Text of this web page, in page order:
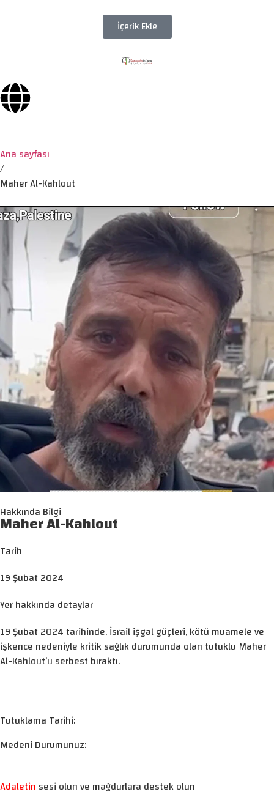
İçerik Ekle
Ana sayfası
/
Maher Al-Kahlout
Hakkında Bilgi
Maher Al-Kahlout
Tarih
19 Şubat 2024
Yer hakkında detaylar
19 Şubat 2024 tarihinde, İsrail işgal güçleri, kötü muamele ve
işkence nedeniyle kritik sağlık durumunda olan tutuklu Maher
Al-Kahlout’u serbest bıraktı.
Tutuklama Tarihi:
Medeni Durumunuz:
Adaletin sesi olun ve mağdurlara destek olun